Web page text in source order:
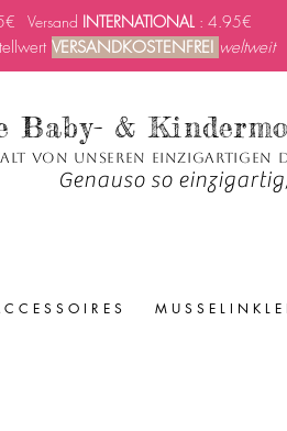
Versand INTERNATIONAL : 4.95€
VERSANDKOSTENFREI weltweit
Baby- &
von unseren einzigartigen
Genauso so
C C E S S O I R E S M U S S E L I N K L